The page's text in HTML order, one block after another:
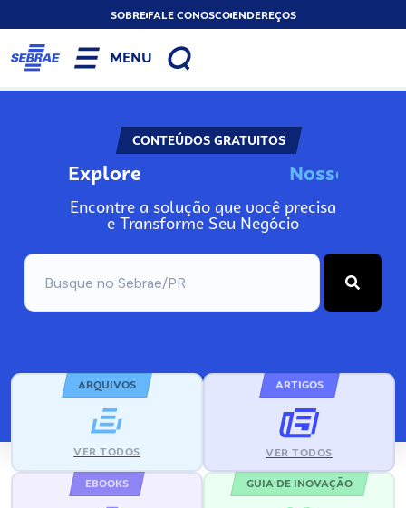
SOBREFALE CONOSCOENDEREÇOS
MENU
CONTEÚDOS GRATUITOS
Explore Nosso
Encontre a solução que você precisa
e Transforme Seu Negócio
ARQUIVOS
VER TODOS
ARTIGOS
VER TODOS
EBOOKS GUIA DE INOVAÇÃO